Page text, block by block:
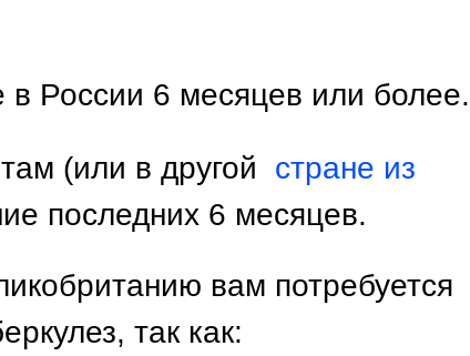
России 6 месяцев или более.
(или в другой стране из
последних 6 месяцев.
вам потребуется
так как: